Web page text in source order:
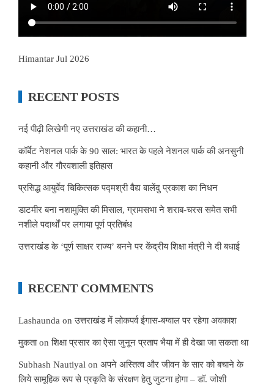
Himantar Jul 2026
RECENT POSTS
नई पीढ़ी लिखेगी नए उत्तराखंड की कहानी…
कॉर्बेट नेशनल पार्क के 90 साल: भारत के पहले नेशनल पार्क की अनसुनी
कहानी और गौरवशाली इतिहास
प्रसिद्ध आयुर्वेद चिकित्सक पद्मश्री वैद्य बालेंदु प्रकाश का निधन
डाटमीर बना नशामुक्ति की मिसाल, ग्रामसभा ने शराब-चरस समेत सभी
नशीले पदार्थों पर लगाया पूर्ण प्रतिबंध
उत्तराखंड के ‘पूर्ण साक्षर राज्य’ बनने पर केंद्रीय शिक्षा मंत्री ने दी बधाई
RECENT COMMENTS
Lashaunda onउत्तराखंड में लोकपर्व ईगास-बग्वाल पर रहेगा अवकाश
मुकताonशिक्षा प्रसार का ऐसा जुनून प्रताप भैया में ही देखा जा सकता था
Subhash Nautiyal on अपने अस्तित्व और जीवन के सार को बचाने के
लिये सामूहिक रूप से प्रकृति के संरक्षण हेतु जुटना होगा – डॉ. जोशी